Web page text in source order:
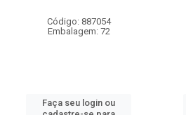
Código: 887054
Embalagem: 72
Faça seu login ou